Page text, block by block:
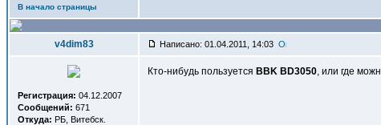
В начало страницы
v4dim83 Написано: 01.04.2011, 14:03
Регистрация: 04.12.2007
Сообщений: 671
Откуда: РБ, Витебск.
Кто-нибудь пользуется BBK BD3050, или где